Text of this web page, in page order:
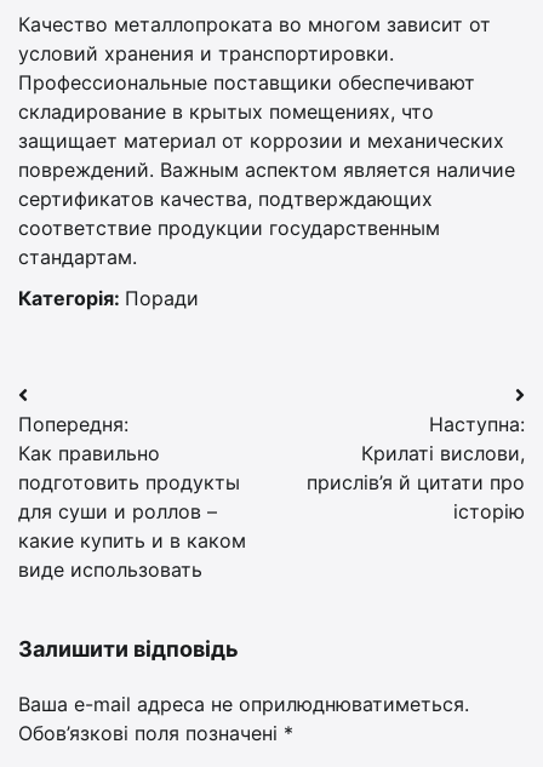
Качество металлопроката во многом зависит от
условий хранения и транспортировки.
Профессиональные поставщики обеспечивают
складирование в крытых помещениях, что
защищает материал от коррозии и механических
повреждений. Важным аспектом является наличие
сертификатов качества, подтверждающих
соответствие продукции государственным
стандартам.
Категорія: Поради
Навігація
записів
Попередня:
Как правильно
подготовить продукты
для суши и роллов –
какие купить и в каком
виде использовать
Наступна:
Крилаті вислови,
прислів’я й цитати про
історію
Залишити відповідь
Ваша e-mail адреса не оприлюднюватиметься.
Обов’язкові поля позначені *